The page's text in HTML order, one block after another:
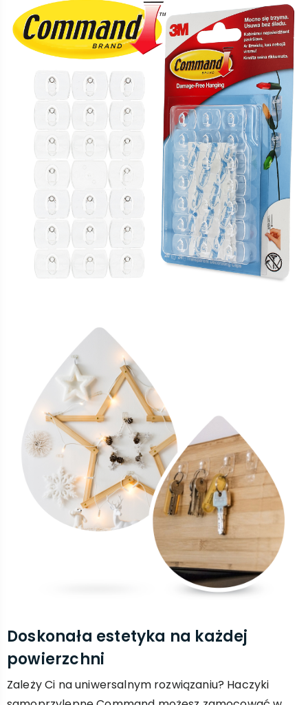
Doskonała estetyka na każdej
powierzchni
Zależy Ci na uniwersalnym rozwiązaniu? Haczyki